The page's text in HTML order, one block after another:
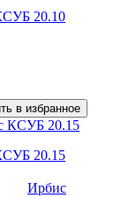
20.10
в избранное
20.15
Ирбис